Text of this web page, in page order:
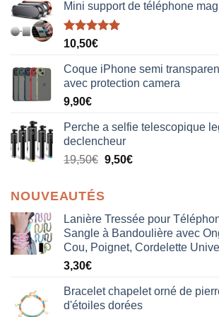
Mini support de téléphone
Note5.00
10,50€
Coque iPhone semi
avec protection camera
9,90€
Perche a selfie telescopique
declencheur
19,50€ 9,50€
NOUVEAUTÉS
Lanière Tressée pour
Sangle à Bandoulière avec
Cou, Poignet, Cordelette
3,30€
Bracelet chapelet orné de
d'étoiles dorées